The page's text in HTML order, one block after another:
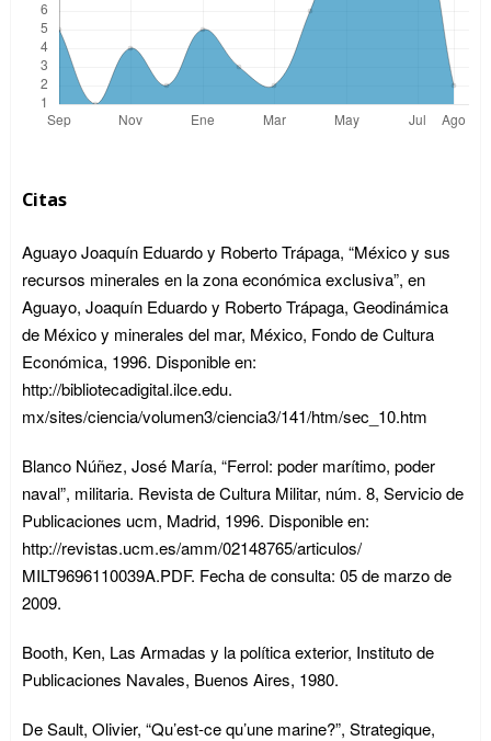
Citas
Aguayo Joaquín Eduardo y Roberto Trápaga, “México y sus
recursos minerales en la zona económica exclusiva”, en
Aguayo, Joaquín Eduardo y Roberto Trápaga, Geodinámica
de México y minerales del mar, México, Fondo de Cultura
Económica, 1996. Disponible en:
http://bibliotecadigital.ilce.edu.
mx/sites/ciencia/volumen3/ciencia3/141/htm/sec_10.htm
Blanco Núñez, José María, “Ferrol: poder marítimo, poder
naval”, militaria. Revista de Cultura Militar, núm. 8, Servicio de
Publicaciones ucm, Madrid, 1996. Disponible en:
http://revistas.ucm.es/amm/02148765/articulos/
MILT9696110039A.PDF. Fecha de consulta: 05 de marzo de
2009.
Booth, Ken, Las Armadas y la política exterior, Instituto de
Publicaciones Navales, Buenos Aires, 1980.
De Sault, Olivier, “Qu’est-ce qu’une marine?”, Strategique,